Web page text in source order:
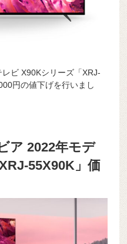
ビ X90Kシリーズ「XRJ-
円の値下げを行いまし
ア 2022年モデ
55X90K」価